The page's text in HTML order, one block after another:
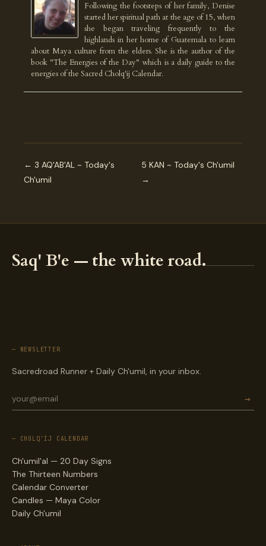
Following the footsteps of her family, Denise
started her spiritual path at the age of 15, when
she began traveling frequently to the
highlands in her home of Guatemala to learn
about Maya culture from the elders. She is the author of the
book "The Energies of the Day" which is a daily guide to the
energies of the Sacred Cholq'ij Calendar.
← 3 AQ'AB'AL ~ Today's
Ch'umil
5 KAN ~ Today's Ch'umil
→
Saq' B'e — the white road.
— NEWSLETTER
Sacredroad Runner + Daily Ch'umil, in your inbox.
→
— CHOLQ'IJ CALENDAR
Ch'umil'al — 20 Day Signs
The Thirteen Numbers
Calendar Converter
Candles — Maya Color
Daily Ch'umil